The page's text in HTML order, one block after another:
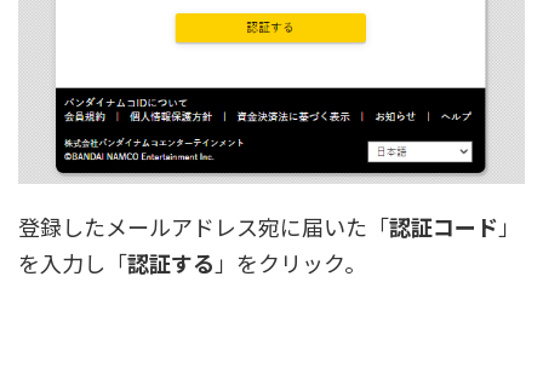
登録したメールアドレス宛に届いた「認証コード 」
を入力し「認証する 」をクリック。